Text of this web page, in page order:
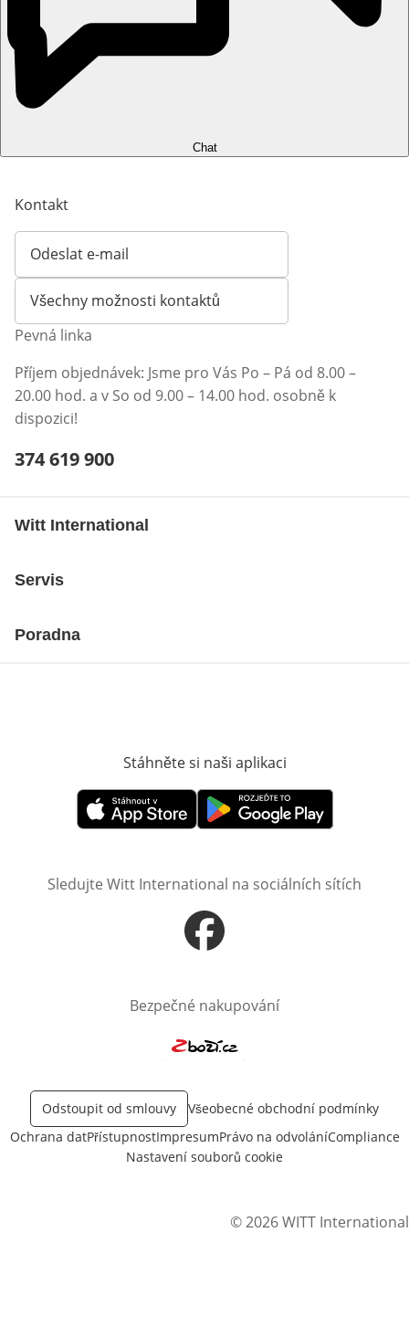
Chat
Kontakt
Odeslat e-mail
Otevírá e-mailového klienta
Všechny možnosti kontaktů
Pevná linka
Příjem objednávek: Jsme pro Vás Po – Pá od 8.00 –
20.00 hod. a v So od 9.00 – 14.00 hod. osobně k
dispozici!
Telefonní číslo:
374 619 900
Witt International
Servis
Poradna
Stáhněte si naši aplikaci
Otevře v novém okněOtevře v novém okně
Sledujte Witt International na sociálních sítích
Otevře v novém okně
Bezpečné nakupování
Odstoupit od smlouvy
Všeobecné obchodní podmínky
Ochrana datPřístupnostImpresumPrávo na odvoláníCompliance
Nastavení souborů cookie
© 2026 WITT International